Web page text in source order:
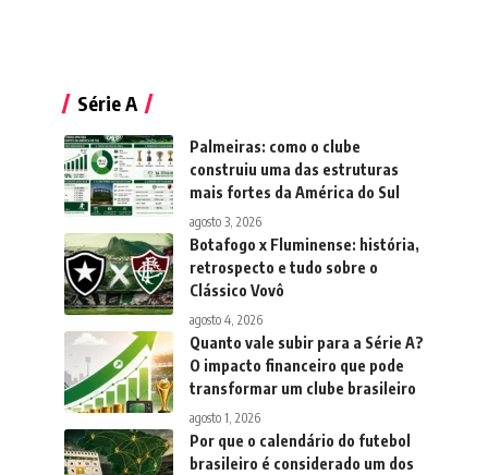
Série A
Palmeiras: como o clube
construiu uma das estruturas
mais fortes da América do Sul
agosto 3, 2026
Botafogo x Fluminense: história,
retrospecto e tudo sobre o
Clássico Vovô
agosto 4, 2026
Quanto vale subir para a Série A?
O impacto financeiro que pode
transformar um clube brasileiro
agosto 1, 2026
Por que o calendário do futebol
brasileiro é considerado um dos